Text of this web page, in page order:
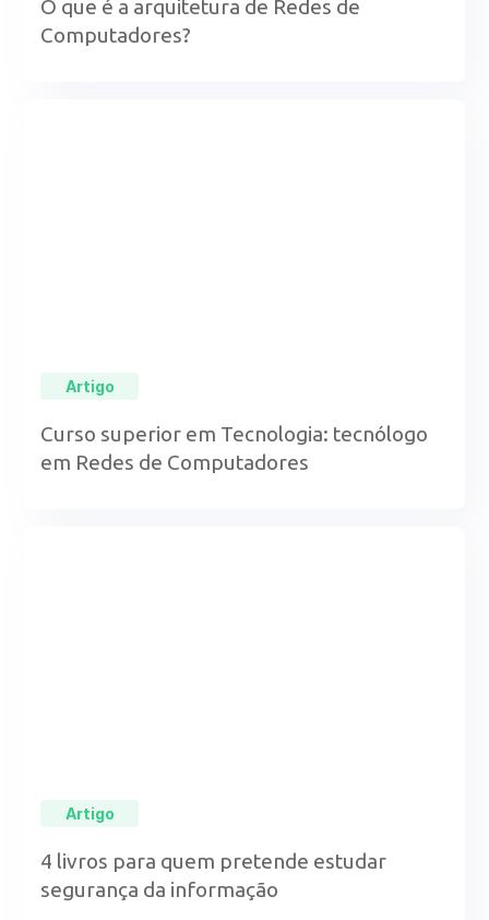
O que é a arquitetura de Redes de
Computadores?
Artigo
Curso superior em Tecnologia: tecnólogo
em Redes de Computadores
Artigo
4 livros para quem pretende estudar
segurança da informação